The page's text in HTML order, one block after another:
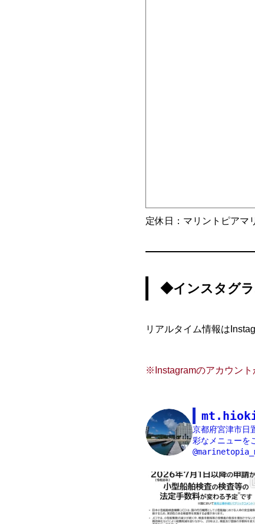
定休日：マリントピアマ
◆インスタグ
リアルタイム情報は
※Instagramのアカウント
京都府宮津市日
彩なメニューを